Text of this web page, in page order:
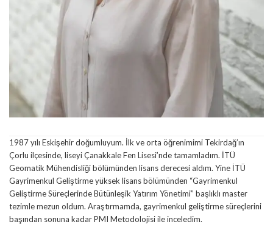
1987 yılı Eskişehir doğumluyum. İlk ve orta öğrenimimi Tekirdağ’ın
Çorlu ilçesinde, liseyi Çanakkale Fen Lisesi’nde tamamladım. İTÜ
Geomatik Mühendisliği bölümünden lisans derecesi aldım. Yine İTÜ
Gayrimenkul Geliştirme yüksek lisans bölümünden “Gayrimenkul
Geliştirme Süreçlerinde Bütünleşik Yatırım Yönetimi” başlıklı master
tezimle mezun oldum. Araştırmamda, gayrimenkul geliştirme süreçlerini
başından sonuna kadar PMI Metodolojisi ile inceledim.